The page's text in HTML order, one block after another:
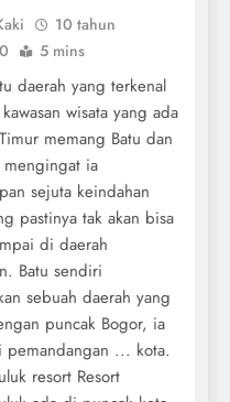
10 tahun
0 5 mins
daerah yang terkenal
wisata yang ada
memang Batu dan
ia
sejuta keindahan
pastinya tak akan bisa
di daerah
Batu sendiri
sebuah daerah yang
puncak Bogor, ia
pemandangan ... kota.
resort Resort